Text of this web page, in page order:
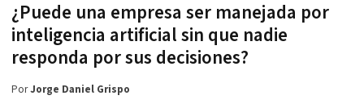
¿Puede una empresa ser manejada por
inteligencia artificial sin que nadie
responda por sus decisiones?
PorJorge Daniel Grispo